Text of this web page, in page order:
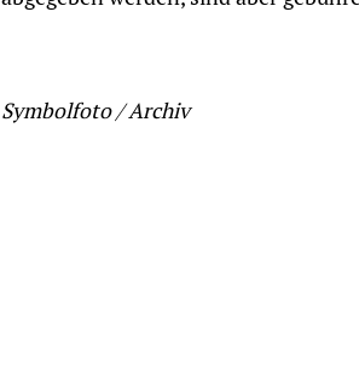
Symbolfoto / Archiv